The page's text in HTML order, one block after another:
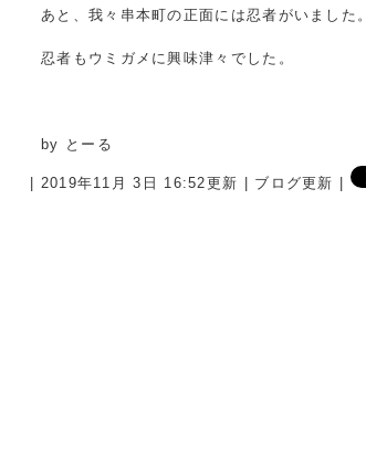
あと、我々串本町の正面には忍者がいました。
忍者もウミガメに興味津々でした。
by とーる
| 2019年11月 3日 16:52更新 | ブログ更新 |